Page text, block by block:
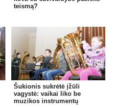
teismą?
Šukionis sukrėtė įžūli
vagystė: vaikai liko be
muzikos instrumentų